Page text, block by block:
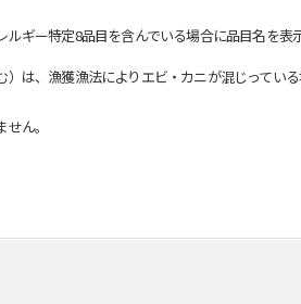
ギー特定8品目を含んでいる場合に品目名を表示
、漁獲漁法によりエビ・カニが混じってい
ん。